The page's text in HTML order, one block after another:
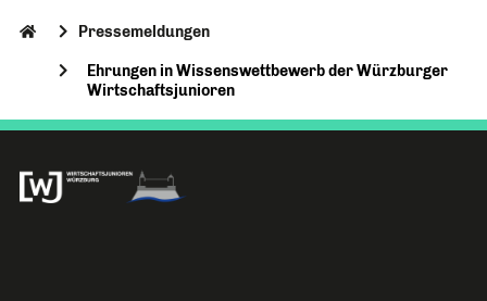
Pressemeldungen
Ehrungen in Wissenswettbewerb der Würzburger
Wirtschaftsjunioren